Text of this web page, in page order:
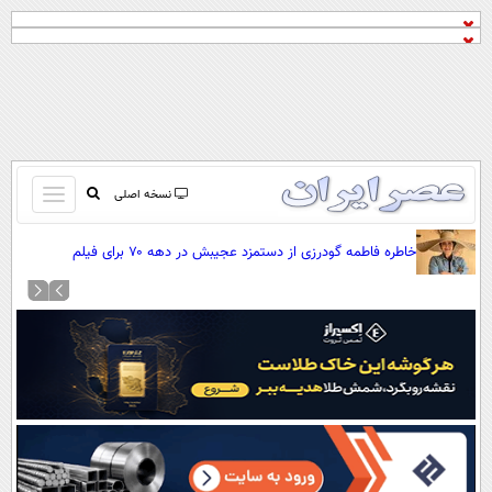
نسخه اصلی
باز
و
کردن
منو
صفحه اول
نظرسنجی
آب و هوا
سواد زندگی
خاطره فاطمه گودرزی از دستمزد عجیبش در دهه ۷۰ برای فیلم